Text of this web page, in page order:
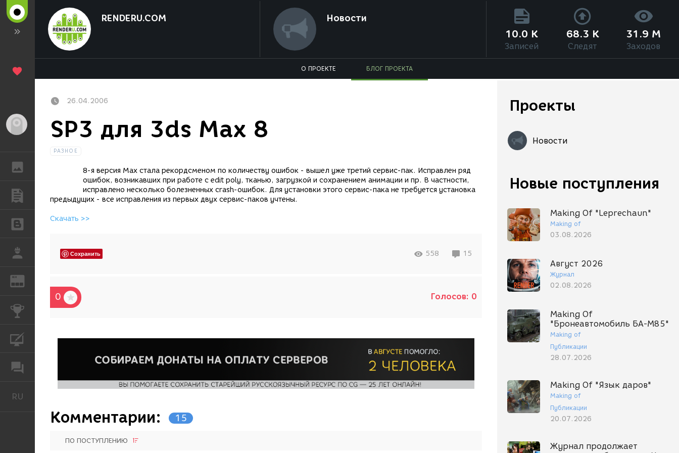
Гость
ПУБЛИКАЦИИ
БЛОГИ
РАБОТА
REN
КОНКУРСЫ
КУРСЫ
RU
RENDERU.COM Новости
10.0 K
Записей
68.3 K
Следят
31.9 M
Заходов
О ПРОЕКТЕ БЛОГ ПРОЕКТА
Проекты
Новости
Новые поступления
Making Of "Leprechaun"
Making of
03.08.2026
Август 2026
Журнал
02.08.2026
Making Of
"Бронеавтомобиль БА-М85"
Making of
Публикации
28.07.2026
Making Of "Язык даров"
Making of
Публикации
20.07.2026
Журнал продолжает
26.04.2006
SP3 для 3ds Max 8
РАЗНОЕ
8-я версия Max стала рекордсменом по количеству ошибок - вышел уже третий сервис-пак. Исправлен ряд
ошибок, возникавших при работе с edit poly, тканью, загрузкой и сохранением анимации и пр. В частности,
исправлено несколько болезненных crash-ошибок. Для установки этого сервис-пака не требуется установка
предыдущих - все исправления из первых двух сервис-паков учтены.
Скачать >>
Сохранить 558 15
0 Голосов: 0
Комментарии: 15
ПО ПОСТУПЛЕНИЮ